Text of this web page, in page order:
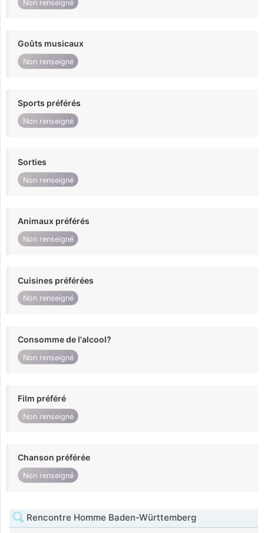
Non renseigné
Goûts musicaux
Non renseigné
Sports préférés
Non renseigné
Sorties
Non renseigné
Animaux préférés
Non renseigné
Cuisines préférées
Non renseigné
Consomme de l'alcool?
Non renseigné
Film préféré
Non renseigné
Chanson préférée
Non renseigné
Rencontre Homme Baden-Württemberg